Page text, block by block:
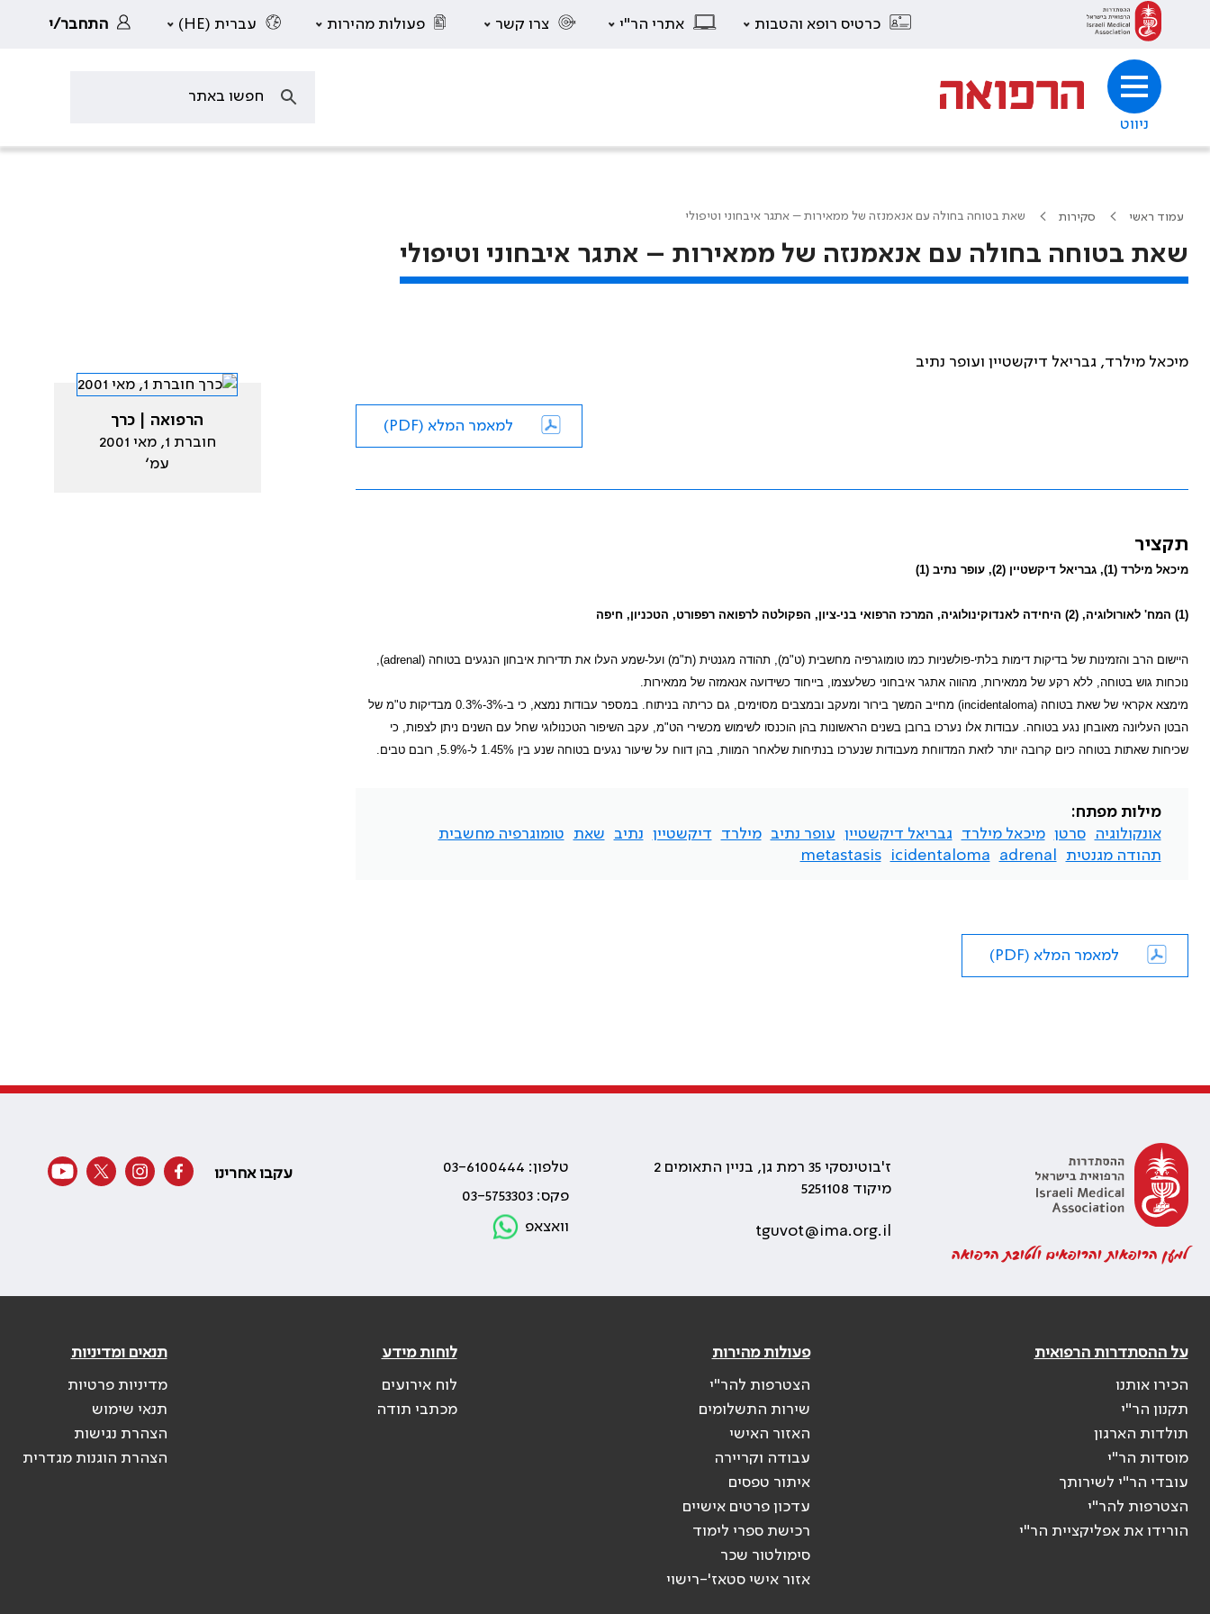
כרטיס רופא והטבות אתרי הר"י צרו קשר פעולות מהירות עברית (HE) התחבר/י
ניווט
עמוד ראשי סקירות שאת בטוחה בחולה עם אנאמנזה של ממאירות – אתגר איבחוני וטיפולי
שאת בטוחה בחולה עם אנאמנזה של ממאירות – אתגר איבחוני וטיפולי
מיכאל מילרד, גבריאל דיקשטיין ועופר נתיב
למאמר המלא (PDF)
תקציר
מיכאל מילרד (1), גבריאל דיקשטיין (2), עופר נתיב (1)
(1) המח' לאורולוגיה, (2) היחידה לאנדוקינולוגיה, המרכז הרפואי בני-ציון, הפקולטה לרפואה רפפורט, הטכניון, חיפה
היישום הרב והזמינות של בדיקות דימות בלתי-פולשניות כמו טומוגרפיה מחשבית (ט"מ), תהודה מגנטית (ת"מ) ועל-שמע העלו את תדירות איבחון הנגעים בטוחה (adrenal
),
נוכחות גוש בטוחה, ללא רקע של ממאירות, מהווה אתגר איבחוני כשלעצמו, בייחוד כשידועה אנאמזה של ממאירות.
מימצא אקראי של שאת בטוחה (incidentaloma
) מחייב המשך בירור ומעקב ובמצבים מסוימים, גם כריתה בניתוח. במספר עבודות נמצא, כי ב-3%-0.3% מבדיקות ט"מ של
הבטן העליונה מאובחן נגע בטוחה. עבודות אלו נערכו ברובן בשנים הראשונות בהן הוכנסו לשימוש מכשירי הט"מ, עקב השיפור הטכנולוגי שחל עם השנים ניתן לצפות, כי
שכיחות שאתות בטוחה כיום קרובה יותר לזאת המדווחת מעבודות שנערכו בנתיחות שלאחר המוות, בהן דווח על שיעור נגעים בטוחה שנע בין 1.45% ל-5.9%, רובם טבים.
מילות מפתח:
אונקולוגיה
סרטן מיכאל מילרד גבריאל דיקשטיין עופר נתיב מילרד דיקשטיין נתיב שאת
טומוגרפיה מחשבית
תהודה מגנטית
adrenal
icidentaloma
metastasis
למאמר המלא (PDF)
הרפואה | כרך
חוברת 1, מאי 2001
עמ׳
למען הרופאות והרופאים ולטובת הרפואה
ז'בוטינסקי 35 רמת גן, בניין התאומים 2
מיקוד 5251108
tguvot@ima.org.il
טלפון: 03-6100444
פקס: 03-5753303
וואצאפ
עקבו אחרינו
על ההסתדרות הרפואית
הכירו אותנו
תקנון הר"י
תולדות הארגון
מוסדות הר"י
עובדי הר"י לשירותך
הצטרפות להר"י
הורידו את אפליקציית הר"י
פעולות מהירות
הצטרפות להר"י
שירות התשלומים
האזור האישי
עבודה וקריירה
איתור טפסים
עדכון פרטים אישיים
רכישת ספרי לימוד
סימולטור שכר
אזור אישי סטאז'-רישוי
לוחות מידע
לוח אירועים
מכתבי תודה
תנאים ומדיניות
מדיניות פרטיות
תנאי שימוש
הצהרת נגישות
הצהרת הוגנות מגדרית